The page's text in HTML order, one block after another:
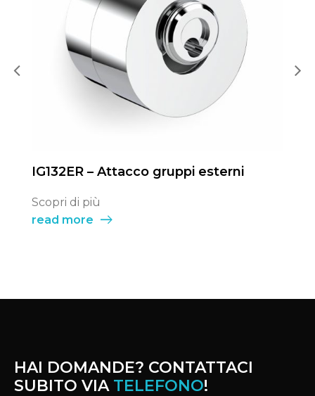
IG132ER – Attacco gruppi esterni
Scopri di più
read more
HAI DOMANDE? CONTATTACI
SUBITO VIA TELEFONO!